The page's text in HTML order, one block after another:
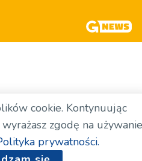
cookie. Kontynuując
zgodę na używanie
prywatności.